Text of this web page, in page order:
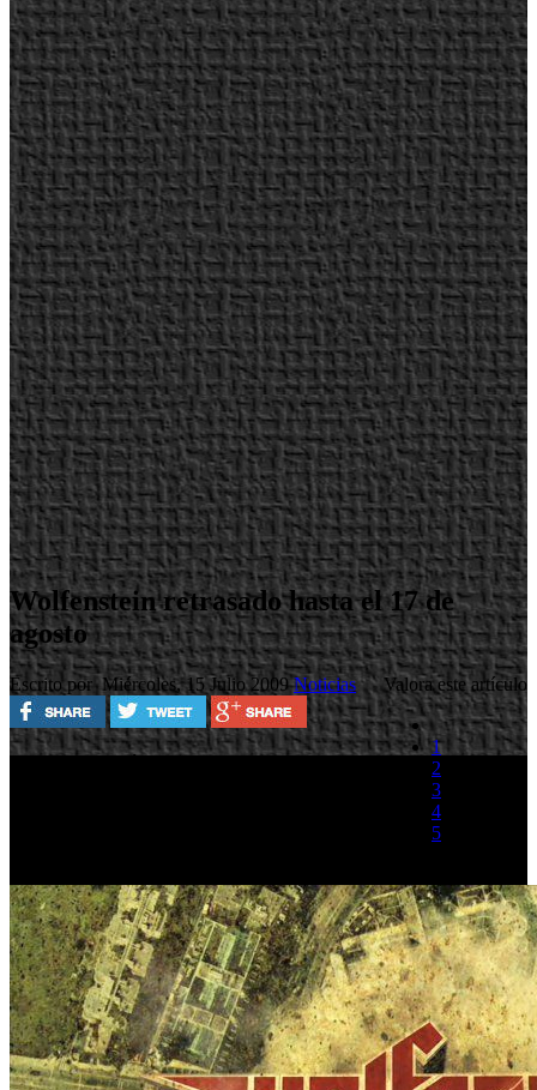
Wolfenstein retrasado hasta el 17 de
agosto
Escrito porMiércoles, 15 Julio 2009Noticias Valora este artículo
1
2
3
4
5
La cantidad de títulos que acumulan retraso es